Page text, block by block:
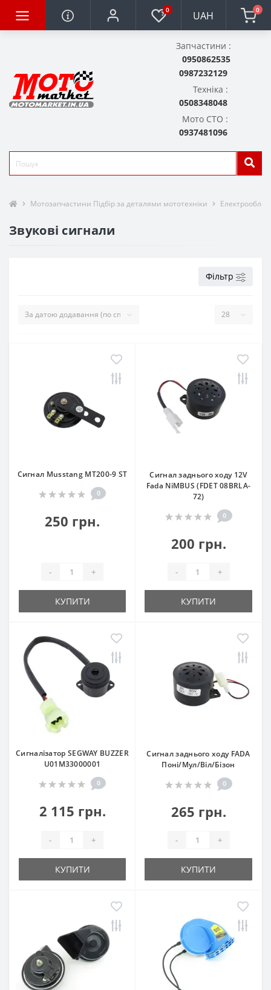
0 UAH 0
Запчастини :
0950862535
0987232129
Техніка :
0508348048
Мото СТО :
0937481096
Мотозапчастини Підбір за деталями мототехніки
Звукові сигнали
Фільтр
Сигнал Musstang МТ200-9 ST
0
250 грн.
- +
КУПИТИ
Сигнал заднього ходу 12V
Fada NiMBUS (FDET 08BRLA-
72)
0
200 грн.
- +
КУПИТИ
Сигналізатор SEGWAY BUZZER
U01M33000001
0
2 115 грн.
- +
КУПИТИ
Сигнал заднього ходу FADA
Поні/Мул/Віл/Бізон
0
265 грн.
- +
КУПИТИ